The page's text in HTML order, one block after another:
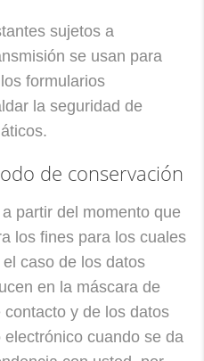
sujetos a
se usan para
formularios
la seguridad de
de conservación
partir del momento que
los fines para los cuales
caso de los datos
en la máscara de
y de los datos
cuando se da